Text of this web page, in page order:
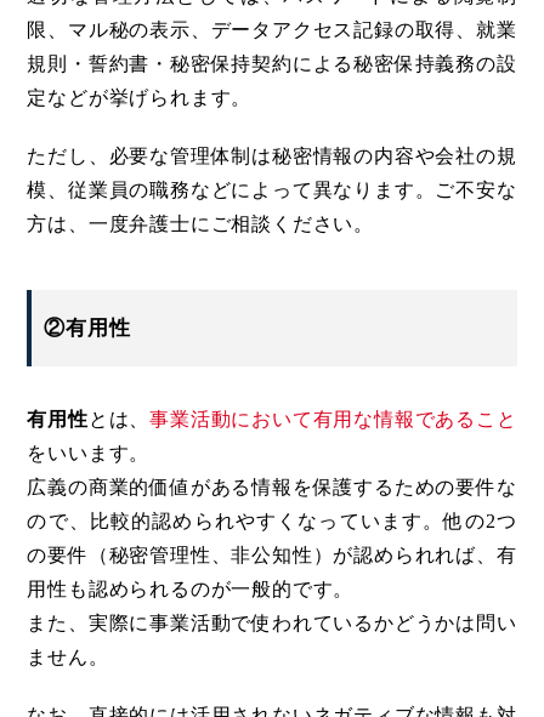
限、マル秘の表示、データアクセス記録の取得、就業
規則・誓約書・秘密保持契約による秘密保持義務の設
定などが挙げられます。
ただし、必要な管理体制は秘密情報の内容や会社の規
模、従業員の職務などによって異なります。ご不安な
方は、一度弁護士にご相談ください。
②有用性
有用性とは、事業活動において有用な情報であること
をいいます。
広義の商業的価値がある情報を保護するための要件な
ので、比較的認められやすくなっています。他の2つ
の要件（秘密管理性、非公知性）が認められれば、有
用性も認められるのが一般的です。
また、実際に事業活動で使われているかどうかは問い
ません。